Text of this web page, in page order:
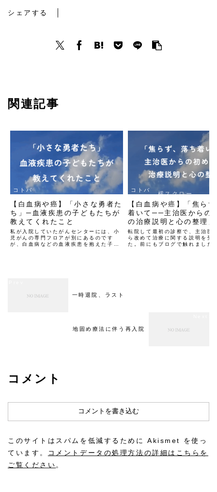
シェアする
関連記事
コトバ
【白血病や癌】「小さな勇者た
ち」─血液疾患の子どもたちが
教えてくれたこと
私が入院していたがんセンターには、小
児がんの専門フロアが別にあるのです
が、白血病などの血液疾患を抱えた子ど
コトバ
【白血病や癌】「焦ら
着いて──主治医からの
の治療説明と心の整理」
転院して最初の診察で、主治医
ら改めて治療に関する説明を受
た。前にもブログで触れました
横スクロー
ルできます
一時退院、ラスト
地固め療法に伴う再入院
コメント
コメントを書き込む
このサイトはスパムを低減するために Akismet を使っ
ています。
コメントデータの処理方法の詳細はこちらを
ご覧ください 。